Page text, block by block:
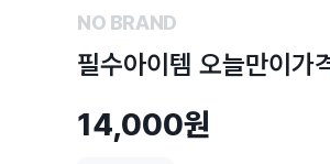
NO BRAND
필수아이템 오늘만이가
14,000원